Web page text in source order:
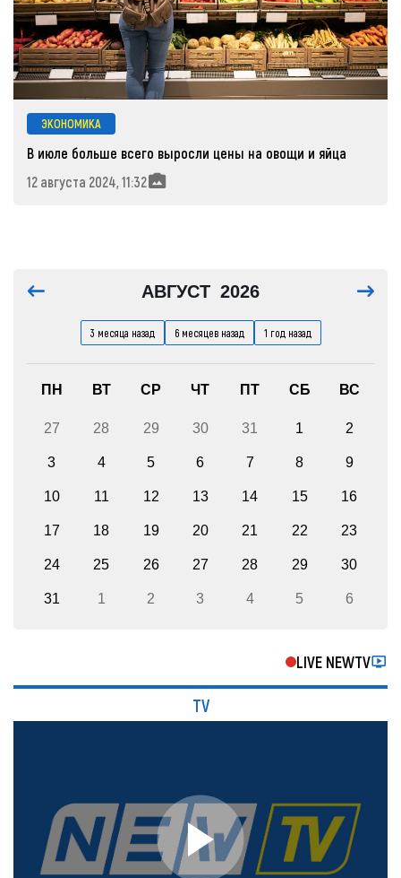
ЭКОНОМИКА
В июле больше всего выросли цены на овощи и яйца
12 августа 2024, 11:32
АВГУСТ 2026
3 месяца назад 6 месяцев назад 1 год назад
ПН ВТ СР ЧТ ПТ СБ ВС
27 28 29 30 31 1 2
3 4 5 6 7 8 9
10 11 12 13 14 15 16
17 18 19 20 21 22 23
24 25 26 27 28 29 30
31 1 2 3 4 5 6
LIVE NEWTV
TV